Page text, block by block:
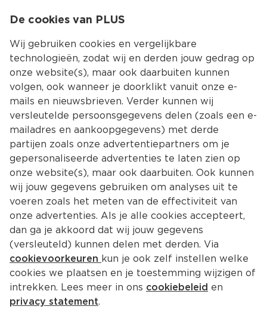
Kies jouw
De cookies van PLUS
Wij gebruiken cookies en vergelijkbare
technologieën, zodat wij en derden jouw gedrag op
onze website(s), maar ook daarbuiten kunnen
volgen, ook wanneer je doorklikt vanuit onze e-
mails en nieuwsbrieven. Verder kunnen wij
versleutelde persoonsgegevens delen (zoals een e-
mailadres en aankoopgegevens) met derde
partijen zoals onze advertentiepartners om je
gepersonaliseerde advertenties te laten zien op
onze website(s), maar ook daarbuiten. Ook kunnen
wij jouw gegevens gebruiken om analyses uit te
voeren zoals het meten van de effectiviteit van
onze advertenties. Als je alle cookies accepteert,
dan ga je akkoord dat wij jouw gegevens
(versleuteld) kunnen delen met derden. Via
cookievoorkeuren kun je ook zelf instellen welke
cookies we plaatsen en je toestemming wijzigen of
intrekken. Lees meer in ons cookiebeleid en
privacy statement.